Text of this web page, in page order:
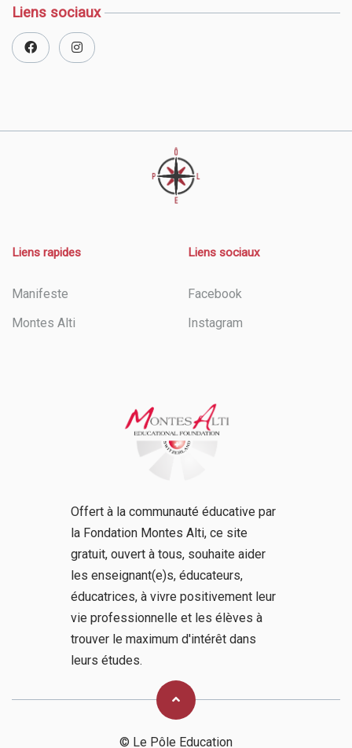
Liens sociaux
Liens rapides
Manifeste
Montes Alti
Liens sociaux
Facebook
Instagram
Offert à la communauté éducative par
la Fondation Montes Alti, ce site
gratuit, ouvert à tous, souhaite aider
les enseignant(e)s, éducateurs,
éducatrices, à vivre positivement leur
vie professionnelle et les élèves à
trouver le maximum d'intérêt dans
leurs études.
© Le Pôle Education